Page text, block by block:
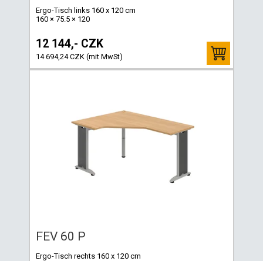
Ergo-Tisch links 160 x 120 cm
160 × 75.5 × 120
12 144,- CZK
14 694,24 CZK (mit MwSt)
FEV 60 P
Ergo-Tisch rechts 160 x 120 cm